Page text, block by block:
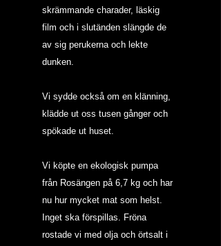
skrämmande charader, läskig
film och i slutänden slängde de
av sig perukerna och lekte
dunken.
Vi sydde också om en klänning,
klädde ut oss tusen gånger och
spökade ut huset.
Vi köpte en ekologisk pumpa
från Rosängen på 6,7 kg och har
nu hur mycket mat som helst.
Inget ska förspillas. Fröna
rostade vi med olja och örtsalt i